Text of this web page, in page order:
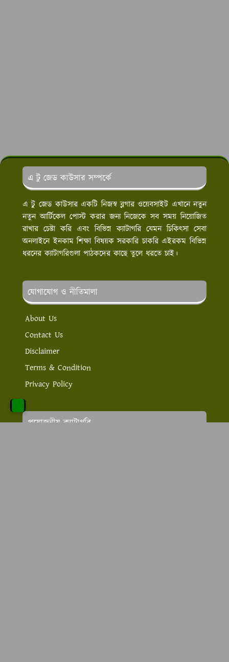
এ টু জেড কাউসার সম্পর্কে
এ টু জেড কাউসার একটি নিজস্ব ব্লগার ওয়েবসাইট এখানে নতুন
নতুন আর্টিকেল পোস্ট করার জন্য নিজেকে সব সময় নিয়োজিত
রাখার চেষ্টা করি এবং বিভিন্ন ক্যাটাগরি যেমন চিকিৎসা সেবা
অনলাইনে ইনকাম শিক্ষা বিষয়ক সরকারি চাকরি এইরকম বিভিন্ন
ধরনের ক্যাটাগরিগুলা পাঠকদের কাছে তুলে ধরতে চাই।
যোগাযোগ ও নীতিমালা
About Us
Contact Us
Disclaimer
Terms & Condition
Privacy Policy
প্রয়োজনীয় ক্যাটাগরি